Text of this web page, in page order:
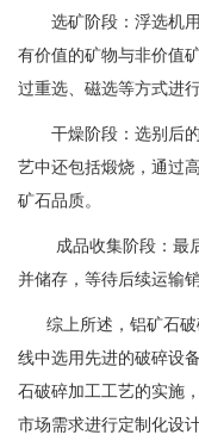
选矿阶段：浮选机用
有价值的矿物与非价值
过重选、磁选等方式进行
干燥阶段：选别后的
艺中还包括煅烧，通过
矿石品质。
成品收集阶段：最后
并储存，等待后续运输
综上所述，铝矿石破
线中选用先进的破碎设
石破碎加工工艺的实施
市场需求进行定制化设